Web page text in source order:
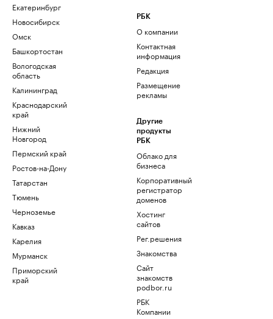
Екатеринбург
Новосибирск
Омск
Башкортостан
Вологодская
область
Калининград
Краснодарский
край
Нижний
Новгород
Пермский край
Ростов-на-Дону
Татарстан
Тюмень
Черноземье
Кавказ
Карелия
Мурманск
Приморский
край
РБК
О компании
Контактная
информация
Редакция
Размещение
рекламы
Другие
продукты
РБК
Облако для
бизнеса
Корпоративный
регистратор
доменов
Хостинг
сайтов
Рег.решения
Знакомства
Сайт
знакомств
podbor.ru
РБК
Компании